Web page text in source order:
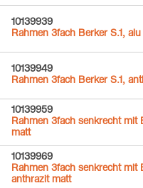
10139939
Rahmen 3fach Berker S.1,
10139949
Rahmen 3fach Berker S.1,
10139959
Rahmen 3fach senkrecht mit
matt
10139969
Rahmen 3fach senkrecht mit
anthrazit matt